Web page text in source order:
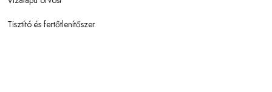
Tisztító és fertőtlenítőszer